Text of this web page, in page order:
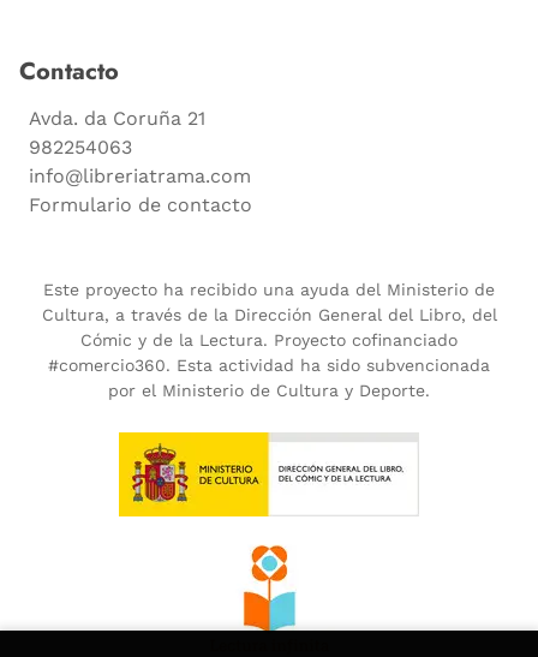
Contacto
Avda. da Coruña 21
982254063
info@libreriatrama.com
Formulario de contacto
Este proyecto ha recibido una ayuda del Ministerio de
Cultura, a través de la Dirección General del Libro, del
Cómic y de la Lectura. Proyecto cofinanciado
#comercio360. Esta actividad ha sido subvencionada
por el Ministerio de Cultura y Deporte.